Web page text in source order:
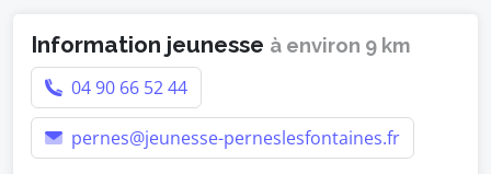
Information jeunesse à environ 9 km
04 90 66 52 44
pernes@jeunesse-perneslesfontaines.fr